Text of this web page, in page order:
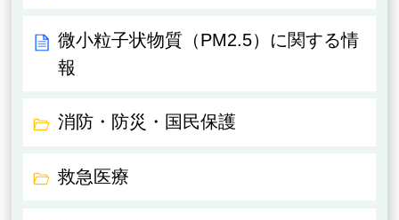
微小粒子状物質（PM2.5）に関する情
報
消防・防災・国民保護
救急医療